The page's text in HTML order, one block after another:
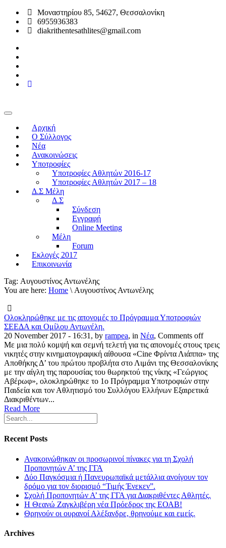
Μοναστηρίου 85, 54627, Θεσσαλονίκη
6955936383
diakrithentesathlites@gmail.com
Αρχική
O Σύλλογος
Νέα
Ανακοινώσεις
Υποτροφίες
Υποτροφίες Αθλητών 2016-17
Υποτροφίες Αθλητών 2017 – 18
Δ.Σ Μέλη
Δ.Σ
Σύνδεση
Εγγραφή
Online Meeting
Μέλη
Forum
Εκλογές 2017
Επικοινωνία
Tag: Αυγουστίνος Αντωνέλης
You are here: Home \ Αυγουστίνος Αντωνέλης
Ολοκληρώθηκε με τις απονομές το Πρόγραμμα Υποτροφιών
ΣΕΕΔΑ και Ομίλου Αντωνέλη.
20 November 2017 - 16:31, by rampea, in Νέα, Comments off
Με μια πολύ κομψή και σεμνή τελετή για τις απονομές στους τρεις
νικητές στην κινηματογραφική αίθουσα «Cine Φρίντα Λιάππα» της
Αποθήκης Δ’ του πρώτου προβλήτα στο Λιμάνι της Θεσσαλονίκης
με την αίγλη της παρουσίας του θωρηκτού της νίκης «Γεώργιος
Αβέρωφ», ολοκληρώθηκε το 1ο Πρόγραμμα Υποτροφιών στην
Παιδεία και τον Αθλητισμό του Συλλόγου Ελλήνων Εξαιρετικά
Διακριθέντων...
Read More
Recent Posts
Ανακοινώθηκαν οι προσωρινοί πίνακες για τη Σχολή
Προπονητών Α’ της ΓΓΑ
Δύο Παγκόσμια ή Πανευρωπαϊκά μετάλλια ανοίγουν τον
δρόμο για τον διορισμό “Τιμής Ένεκεν”.
Σχολή Προπονητών Α’ της ΓΓΑ για Διακριθέντες Αθλητές.
Η Θεανώ Ζαγκλιβέρη νέα Πρόεδρος της ΕΟΑΒ!
Θρηνούν οι ουρανοί Αλέξανδρε, θρηνούμε και εμείς.
Archives